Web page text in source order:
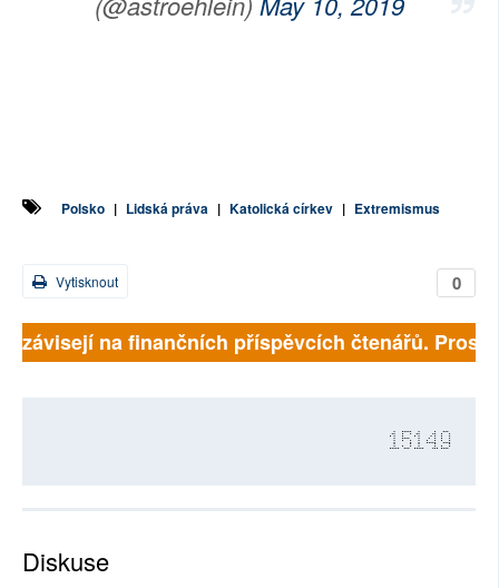
Polsko | Lidská práva | Katolická církev | Extremismus
0
Vytisknout
závisejí na finančních příspěvcích čtenářů.
15149
Diskuse